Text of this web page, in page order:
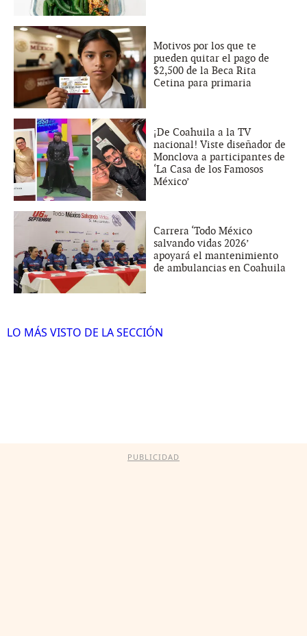
Motivos por los que te
pueden quitar el pago de
$2,500 de la Beca Rita
Cetina para primaria
¡De Coahuila a la TV
nacional! Viste diseñador de
Monclova a participantes de
‘La Casa de los Famosos
México’
Carrera ‘Todo México
salvando vidas 2026’
apoyará el mantenimiento
de ambulancias en Coahuila
LO MÁS VISTO DE LA SECCIÓN
PUBLICIDAD